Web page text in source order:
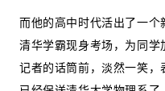
而他的高中时代活出了一
清华学霸现身考场，为同
记者的话筒前，淡然一笑，